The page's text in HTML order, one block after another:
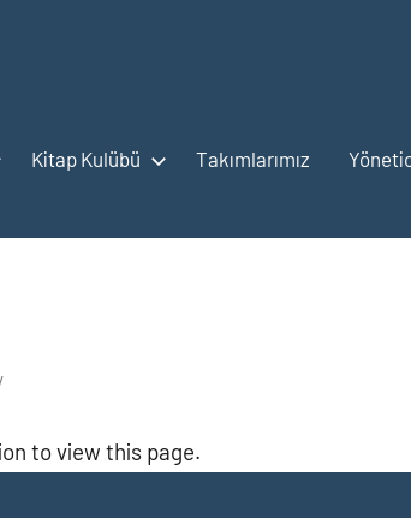
Kitap Kulübü Takımlarımız
to view this page.